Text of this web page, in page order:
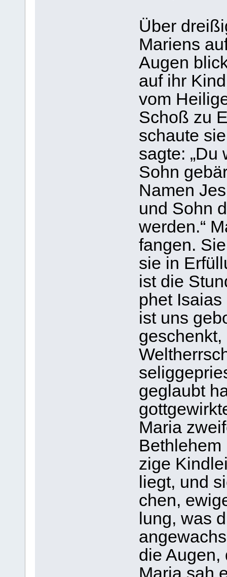
Über
Mari­ens
Augen
auf ihr
vom
Schoß zu
schaute
sagte: „Du
Sohn
Namen
und Sohn
wer­den.“
fan­gen.
sie in
ist die
phet Isaias
ist uns
geglaubt
Maria
zige
liegt, und
chen,
lung, was
die Augen,